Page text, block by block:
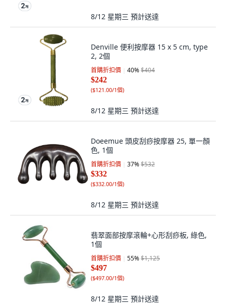
8/12 星期三 預計送達
Denville 便利按摩器 15 x 5 cm, type
2, 2個
首購折扣價 40%$404
$242
($121.00/1個)
8/12 星期三 預計送達
Doeemue 頭皮刮痧按摩器 25, 單一顏
色, 1個
首購折扣價 37%$532
$332
($332.00/1個)
8/12 星期三 預計送達
翡翠面部按摩滾輪+心形刮痧板, 綠色,
1個
首購折扣價 55%$1,125
$497
($497.00/1個)
8/12 星期三 預計送達